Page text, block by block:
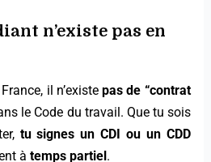
n’existe pas en
il n’existepas de “contrat
le Code du travail. Que tu sois
tu signes un CDI ou un CDD
àtemps partiel .